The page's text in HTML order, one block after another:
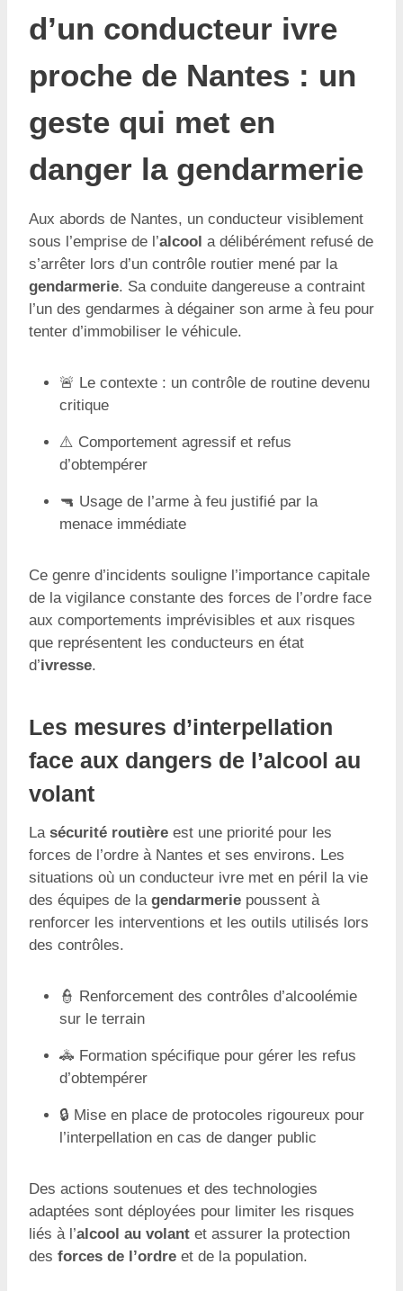
d’un conducteur ivre
proche de Nantes : un
geste qui met en
danger la gendarmerie
Aux abords de Nantes, un conducteur visiblement
sous l’emprise de l’alcool a délibérément refusé de
s’arrêter lors d’un contrôle routier mené par la
gendarmerie. Sa conduite dangereuse a contraint
l’un des gendarmes à dégainer son arme à feu pour
tenter d’immobiliser le véhicule.
🚨 Le contexte : un contrôle de routine devenu
critique
⚠️ Comportement agressif et refus
d’obtempérer
🔫 Usage de l’arme à feu justifié par la
menace immédiate
Ce genre d’incidents souligne l’importance capitale
de la vigilance constante des forces de l’ordre face
aux comportements imprévisibles et aux risques
que représentent les conducteurs en état
d’ivresse.
Les mesures d’interpellation
face aux dangers de l’alcool au
volant
La sécurité routière est une priorité pour les
forces de l’ordre à Nantes et ses environs. Les
situations où un conducteur ivre met en péril la vie
des équipes de la gendarmerie poussent à
renforcer les interventions et les outils utilisés lors
des contrôles.
👮 Renforcement des contrôles d’alcoolémie
sur le terrain
🚓 Formation spécifique pour gérer les refus
d’obtempérer
🔒 Mise en place de protocoles rigoureux pour
l’interpellation en cas de danger public
Des actions soutenues et des technologies
adaptées sont déployées pour limiter les risques
liés à l’alcool au volant et assurer la protection
des forces de l’ordre et de la population.